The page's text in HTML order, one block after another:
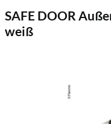
SAFE DOOR
weiß